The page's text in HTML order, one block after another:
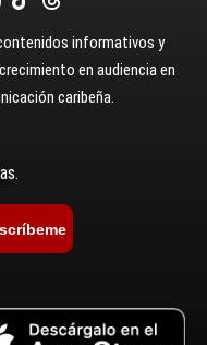
informativos y
en audiencia en
caribeña.